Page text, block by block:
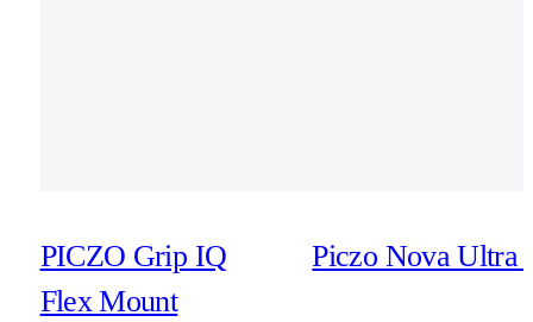
PICZO Grip IQ
Flex Mount
Piczo Nova Ultra